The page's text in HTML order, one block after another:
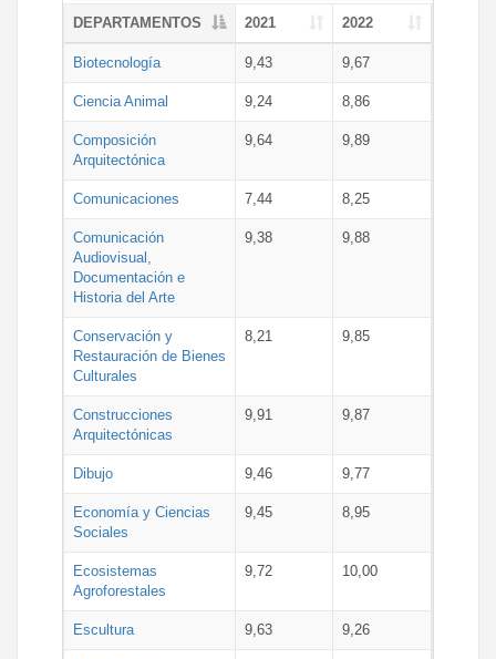
DEPARTAMENTOS 2021 2022
Biotecnología 9,43 9,67
Ciencia Animal 9,24 8,86
Composición
Arquitectónica
9,64 9,89
Comunicaciones 7,44 8,25
Comunicación
Audiovisual,
Documentación e
Historia del Arte
9,38 9,88
Conservación y
Restauración de Bienes
Culturales
8,21 9,85
Construcciones
Arquitectónicas
9,91 9,87
Dibujo 9,46 9,77
Economía y Ciencias
Sociales
9,45 8,95
Ecosistemas
Agroforestales
9,72 10,00
Escultura 9,63 9,26